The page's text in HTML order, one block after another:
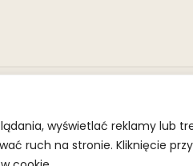
wyświetlać reklamy lub
ruch na stronie. Kliknięcie